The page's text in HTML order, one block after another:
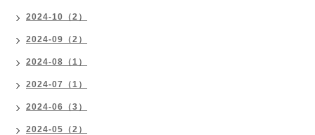
2024-10（2）
2024-09（2）
2024-08（1）
2024-07（1）
2024-06（3）
2024-05（2）